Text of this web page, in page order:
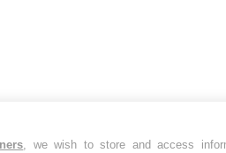
, we wish to store and access